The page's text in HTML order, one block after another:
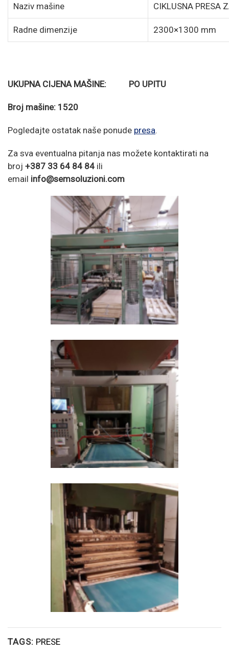
Naziv mašine CIKLUSNA PRESA
Radne dimenzije 2300×1300 mm
UKUPNA CIJENA MAŠINE: PO UPITU
Broj mašine: 1520
Pogledajte ostatak naše ponude presa.
Za sva eventualna pitanja nas možete kontaktirati na
broj +387 33 64 84 84 ili
email info@semsoluzioni.com
TAGS: PRESE